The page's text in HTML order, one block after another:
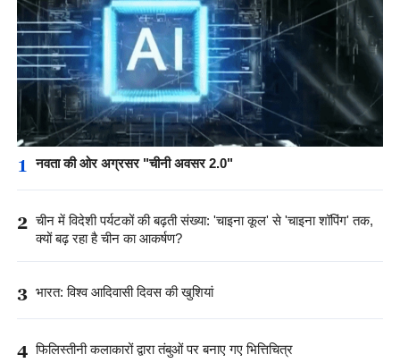
1 नवता की ओर अग्रसर "चीनी अवसर 2.0"
2 चीन में विदेशी पर्यटकों की बढ़ती संख्या: 'चाइना कूल' से 'चाइना शॉपिंग' तक,
क्यों बढ़ रहा है चीन का आकर्षण?
3 भारत: विश्व आदिवासी दिवस की खुशियां
4 फिलिस्तीनी कलाकारों द्वारा तंबुओं पर बनाए गए भित्तिचित्र